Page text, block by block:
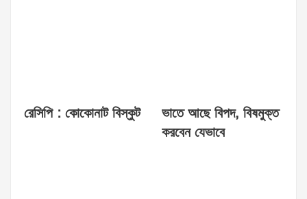
রেসিপি : কোকোনাট বিস্কুট
ভাতে আছে বিপদ, বিষমুক্ত
করবেন যেভাবে